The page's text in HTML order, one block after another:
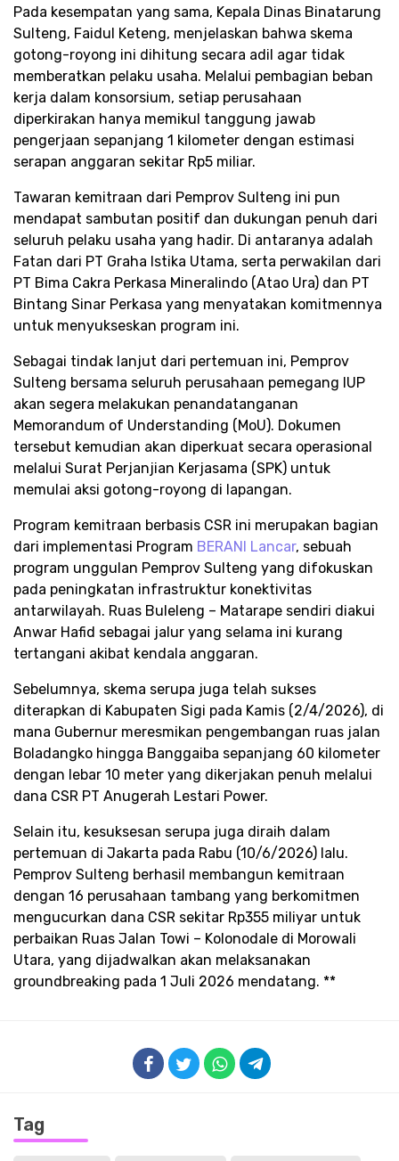
​Pada kesempatan yang sama, Kepala Dinas Binatarung
Sulteng, Faidul Keteng, menjelaskan bahwa skema
gotong-royong ini dihitung secara adil agar tidak
memberatkan pelaku usaha. Melalui pembagian beban
kerja dalam konsorsium, setiap perusahaan
diperkirakan hanya memikul tanggung jawab
pengerjaan sepanjang 1 kilometer dengan estimasi
serapan anggaran sekitar Rp5 miliar.​
​Tawaran kemitraan dari Pemprov Sulteng ini pun
mendapat sambutan positif dan dukungan penuh dari
seluruh pelaku usaha yang hadir. Di antaranya adalah
Fatan dari PT Graha Istika Utama, serta perwakilan dari
PT Bima Cakra Perkasa Mineralindo (Atao Ura) dan PT
Bintang Sinar Perkasa yang menyatakan komitmennya
untuk menyukseskan program ini.​
Sebagai tindak lanjut dari pertemuan ini, Pemprov
Sulteng bersama seluruh perusahaan pemegang IUP
akan segera melakukan penandatanganan
Memorandum of Understanding (MoU). Dokumen
tersebut kemudian akan diperkuat secara operasional
melalui Surat Perjanjian Kerjasama (SPK) untuk
memulai aksi gotong-royong di lapangan.​
Program kemitraan berbasis CSR ini merupakan bagian
dari implementasi Program BERANI Lancar, sebuah
program unggulan Pemprov Sulteng yang difokuskan
pada peningkatan infrastruktur konektivitas
antarwilayah. Ruas Buleleng – Matarape sendiri diakui
Anwar Hafid sebagai jalur yang selama ini kurang
tertangani akibat kendala anggaran.​
Sebelumnya, skema serupa juga telah sukses
diterapkan di Kabupaten Sigi pada Kamis (2/4/2026), di
mana Gubernur meresmikan pengembangan ruas jalan
Boladangko hingga Banggaiba sepanjang 60 kilometer
dengan lebar 10 meter yang dikerjakan penuh melalui
dana CSR PT Anugerah Lestari Power.​
​Selain itu, kesuksesan serupa juga diraih dalam
pertemuan di Jakarta pada Rabu (10/6/2026) lalu.
Pemprov Sulteng berhasil membangun kemitraan
dengan 16 perusahaan tambang yang berkomitmen
mengucurkan dana CSR sekitar Rp355 miliyar untuk
perbaikan Ruas Jalan Towi – Kolonodale di Morowali
Utara, yang dijadwalkan akan melaksanakan
groundbreaking pada 1 Juli 2026 mendatang. **
Tag